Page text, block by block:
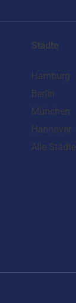
Städte
Hamburg
Berlin
München
Hannover
Alle Städte